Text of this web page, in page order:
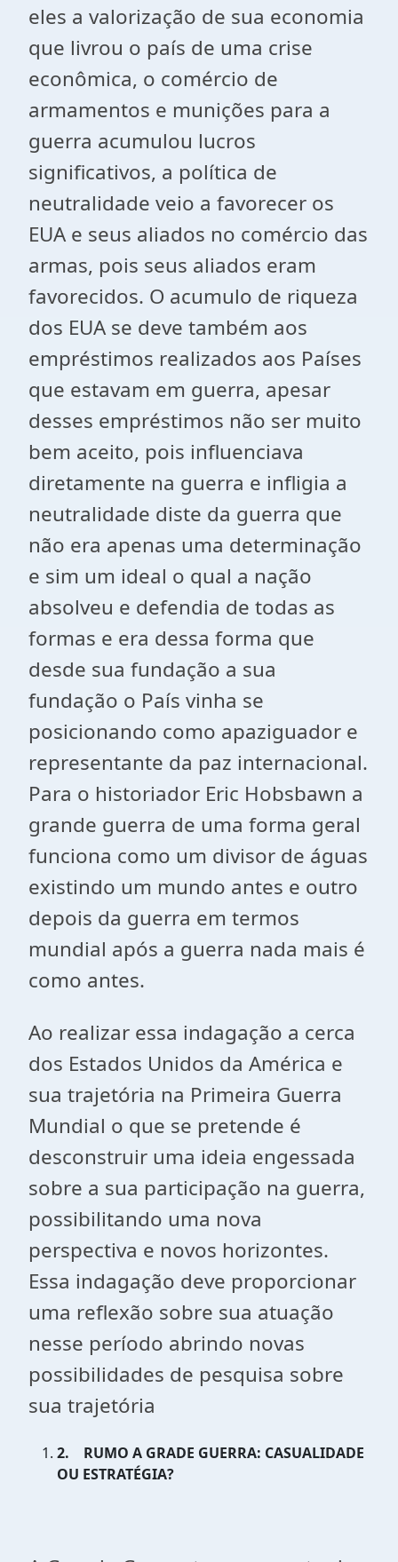
eles a valorização de sua economia
que livrou o país de uma crise
econômica, o comércio de
armamentos e munições para a
guerra acumulou lucros
significativos, a política de
neutralidade veio a favorecer os
EUA e seus aliados no comércio das
armas, pois seus aliados eram
favorecidos. O acumulo de riqueza
dos EUA se deve também aos
empréstimos realizados aos Países
que estavam em guerra, apesar
desses empréstimos não ser muito
bem aceito, pois influenciava
diretamente na guerra e infligia a
neutralidade diste da guerra que
não era apenas uma determinação
e sim um ideal o qual a nação
absolveu e defendia de todas as
formas e era dessa forma que
desde sua fundação a sua
fundação o País vinha se
posicionando como apaziguador e
representante da paz internacional.
Para o historiador Eric Hobsbawn a
grande guerra de uma forma geral
funciona como um divisor de águas
existindo um mundo antes e outro
depois da guerra em termos
mundial após a guerra nada mais é
como antes.
Ao realizar essa indagação a cerca
dos Estados Unidos da América e
sua trajetória na Primeira Guerra
Mundial o que se pretende é
desconstruir uma ideia engessada
sobre a sua participação na guerra,
possibilitando uma nova
perspectiva e novos horizontes.
Essa indagação deve proporcionar
uma reflexão sobre sua atuação
nesse período abrindo novas
possibilidades de pesquisa sobre
sua trajetória
2. RUMO A GRADE GUERRA: CASUALIDADE
OU ESTRATÉGIA?